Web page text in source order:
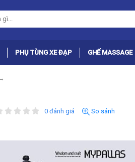
PHỤ TÙNG XE ĐẠP GHẾ MASSAGE
0 đánh giá So sánh